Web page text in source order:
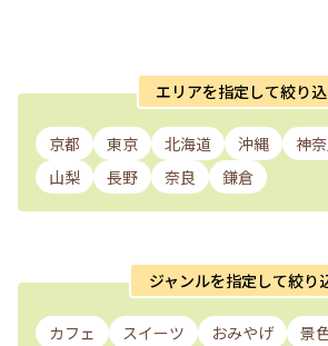
エリアを指定して絞り
京都 東京 北海道 沖縄 神
山梨
長野 奈良 鎌倉
ジャンルを指定して絞り
カフェ スイーツ おみやげ 景